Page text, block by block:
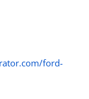
ford-